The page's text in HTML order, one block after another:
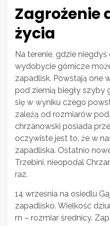
Zagrożenie
życia
Na terenie, gdzie niegdyś
wydobycie górnicze
zapadlisk. Powstają one
pod ziemią biegły szyby
się w wyniku czego
zależą od rozmiarów
chrzanowski posiada
oczywiste jest to, że w
zapadliska. Ostatnio
Trzebini, nieopodal
raz.
14 września na osiedlu
zapadlisko. Wielkość
m – rozmiar średnicy.